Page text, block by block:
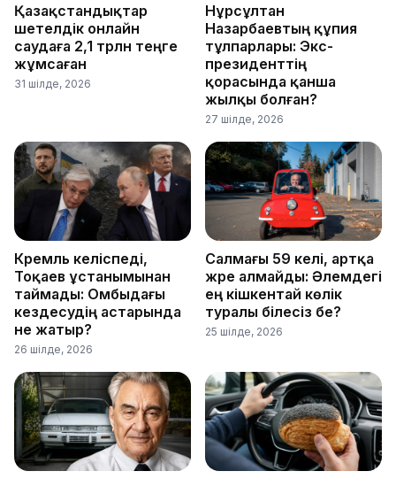
Қазақстандықтар
шетелдік онлайн
саудаға 2,1 трлн теңге
жұмсаған
31 шілде, 2026
Нұрсұлтан
Назарбаевтың құпия
тұлпарлары: Экс-
президенттің
қорасында қанша
жылқы болған?
27 шілде, 2026
Кремль келіспеді,
Тоқаев ұстанымынан
таймады: Омбыдағы
кездесудің астарында
не жатыр?
26 шілде, 2026
Салмағы 59 келі, артқа
жүре алмайды: Әлемдегі
ең кішкентай көлік
туралы білесіз бе?
25 шілде, 2026